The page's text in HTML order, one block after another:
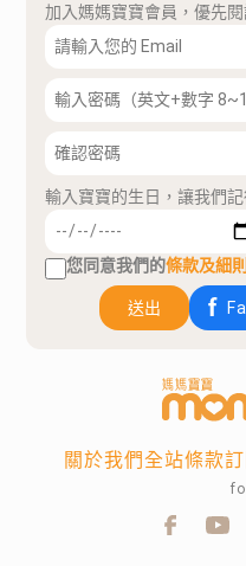
加入媽媽寶寶會員，優先
輸入寶寶的生日，讓我們
您同意我們的條款及細
送出
關於我們全站條款